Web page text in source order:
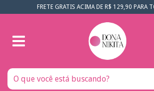
FRETE GRATIS ACIMA DE R$ 129,90 PARA